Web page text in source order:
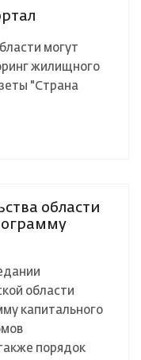
могут
жилищного
"Страна
области
области
капитального
порядок